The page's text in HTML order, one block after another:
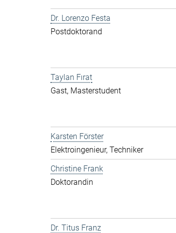
Dr. Lorenzo Festa
Postdoktorand
Taylan Fırat
Gast, Masterstudent
Karsten Förster
Elek­t­ro­in­ge­ni­eur, Techniker
Christine Frank
Doktorandin
Dr. Titus Franz